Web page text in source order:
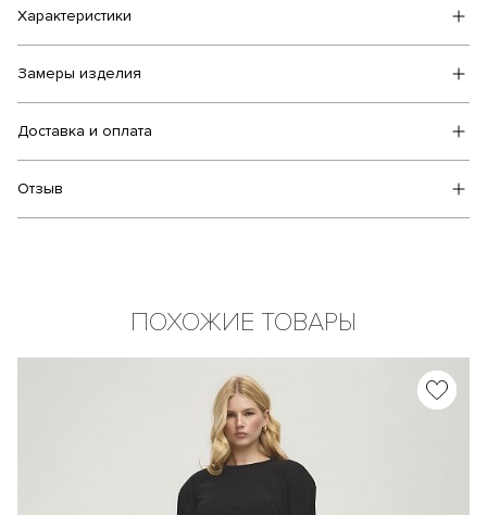
Характеристики
Замеры изделия
Доставка и оплата
Отзыв
ПОХОЖИЕ ТОВАРЫ